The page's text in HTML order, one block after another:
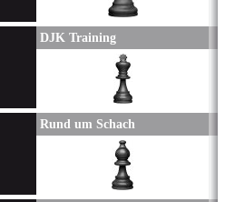
DJK Training
Rund um Schach